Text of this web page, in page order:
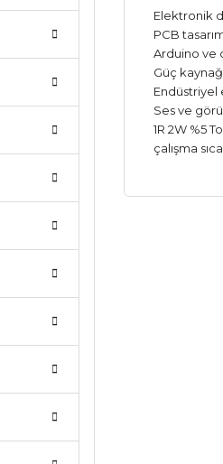
Elektronik
PCB
Arduino ve
Güç
Ses ve
1R 2W %5
çalışma